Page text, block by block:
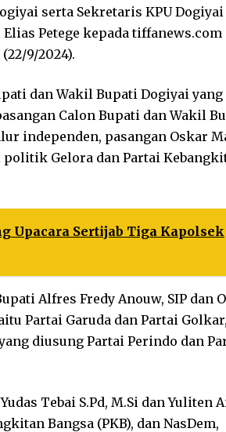
serta Sekretaris KPU Dogiyai
Elias Petege kepada
9/2024).
dan Wakil Bupati Dogiyai yang
Calon Bupati dan Wakil
independen, pasangan Oskar
Gelora dan Partai
Upacara Sertijab Tiga Kapolsek
Alfres Fredy Anouw, SIP dan
Partai Garuda dan Partai Golkar,
diusung Partai Perindo dan
Tebai S.Pd, M.Si dan Yuliten
Bangsa (PKB), dan NasDem,